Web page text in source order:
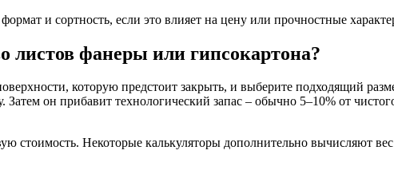
и сортность, если это влияет на цену или прочностные
листов фанеры или гипсокартона?
которую предстоит закрыть, и выберите подходящий
Затем он прибавит технологический запас – обычно 5–10% от
стоимость. Некоторые калькуляторы дополнительно вычисляют